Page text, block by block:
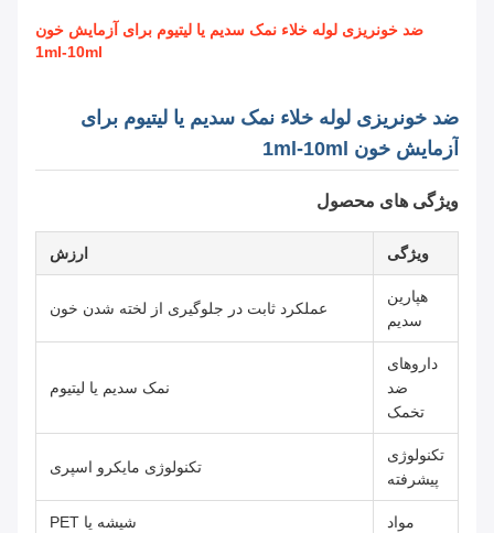
ضد خونریزی لوله خلاء نمک سدیم یا لیتیوم برای آزمایش خون
1ml-10ml
ضد خونریزی لوله خلاء نمک سدیم یا لیتیوم برای
آزمایش خون 1ml-10ml
ویژگی های محصول
ویژگی ارزش
هپارین
سدیم
عملکرد ثابت در جلوگیری از لخته شدن خون
داروهای
ضد
تخمک
نمک سدیم یا لیتیوم
تکنولوژی
پیشرفته
تکنولوژی مایکرو اسپری
مواد شیشه یا PET